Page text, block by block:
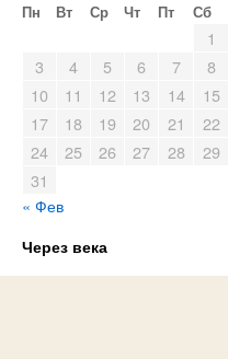
Пн Вт Ср Чт Пт Сб
1
3
4 5 6 7 8
10
11 12 13 14 15
17
18 19 20 21 22
24
25 26 27 28 29
31
« Фев
Через века